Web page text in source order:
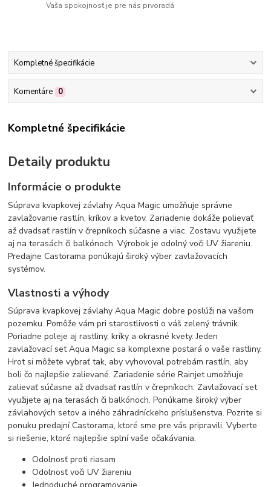
Vaša spokojnosť je pre nás prvoradá
Kompletné špecifikácie
Komentáre 0
Kompletné špecifikácie
Detaily produktu
Informácie o produkte
Súprava kvapkovej závlahy Aqua Magic umožňuje správne
zavlažovanie rastlín, kríkov a kvetov. Zariadenie dokáže polievať
až dvadsať rastlín v črepníkoch súčasne a viac. Zostavu využijete
aj na terasách či balkónoch. Výrobok je odolný voči UV žiareniu.
Predajne Castorama ponúkajú široký výber zavlažovacích
systémov.
Vlastnosti a výhody
Súprava kvapkovej závlahy Aqua Magic dobre poslúži na vašom
pozemku. Pomôže vám pri starostlivosti o váš zelený trávnik.
Poriadne poleje aj rastliny, kríky a okrasné kvety. Jeden
zavlažovací set Aqua Magic sa komplexne postará o vaše rastliny.
Hrot si môžete vybrať tak, aby vyhovoval potrebám rastlín, aby
boli čo najlepšie zalievané. Zariadenie série Rainjet umožňuje
zalievať súčasne až dvadsať rastlín v črepníkoch. Zavlažovací set
využijete aj na terasách či balkónoch. Ponúkame široký výber
závlahových setov a iného záhradníckeho príslušenstva. Pozrite si
ponuku predajní Castorama, ktoré sme pre vás pripravili. Vyberte
si riešenie, ktoré najlepšie splní vaše očakávania.
Odolnosť proti riasam
Odolnosť voči UV žiareniu